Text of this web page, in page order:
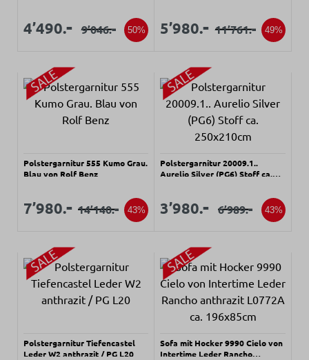
Verkaufspreis:
Verkaufspreis:
4’490.- Regulärer Preis:
9’046.- 50%
Verkaufspreis:
Verkaufspreis:
5’980.- Regulärer Preis:
11’761.- 49%
Polstergarnitur 555 Kumo Grau.
Blau von Rolf Benz
Verkaufspreis:
Verkaufspreis:
7’980.- Regulärer Preis:
14’140.- 43%
Polstergarnitur 20009.1..
Aurelio Silver (PG6) Stoff ca.
Verkaufspreis:
Verkaufspreis:
3’980.- Regulärer Preis:
6’989.- 43%
Polstergarnitur Tiefencastel
Leder W2 anthrazit / PG L20
Sofa mit Hocker 9990 Cielo von
Intertime Leder Rancho